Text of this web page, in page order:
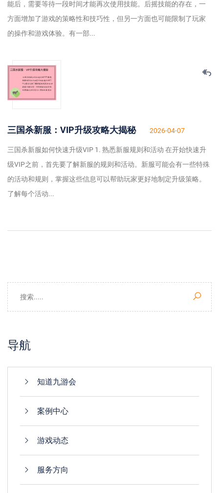
能后，需要等待一段时间才能再次使用技能。后摇技能的存在，一
方面增加了游戏的策略性和技巧性，但另一方面也可能限制了玩家
的操作和游戏体验。有一部...
三国杀新服：VIP升级攻略大揭秘 2026-04-07
三国杀新服如何快速升级VIP 1. 熟悉新服规则和活动 在开始快速升
级VIP之前，首先要了解新服的规则和活动。新服可能会有一些特殊
的活动和规则，掌握这些信息可以帮助玩家更好地制定升级策略。
了解每个活动...
导航
知道九游会
案例中心
游戏动态
服务方向